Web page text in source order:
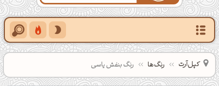
کپل‌آرت رنگ‌ها رنگ بنفش یاسی